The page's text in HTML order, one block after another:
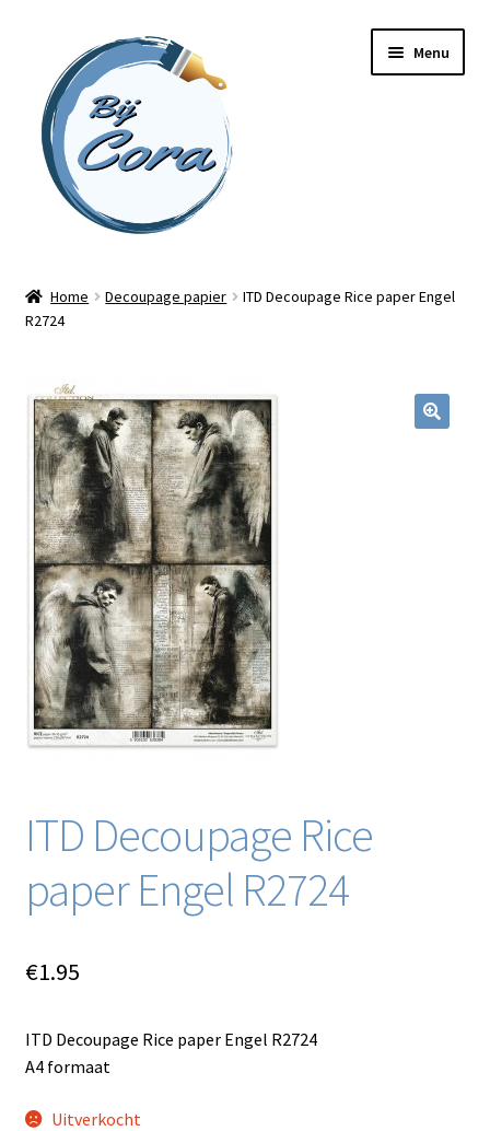
naar
navigatie
inhoud
Menu
Workshops
Online cursussen
Shop
Blog / DIY / Tutorials
Over mij
Contact
Home Decoupage papier
ITD Decoupage Rice paper Engel
R2724
ITD Decoupage Rice
paper Engel R2724
€1.95
ITD Decoupage Rice paper Engel R2724
A4 formaat
Uitverkocht